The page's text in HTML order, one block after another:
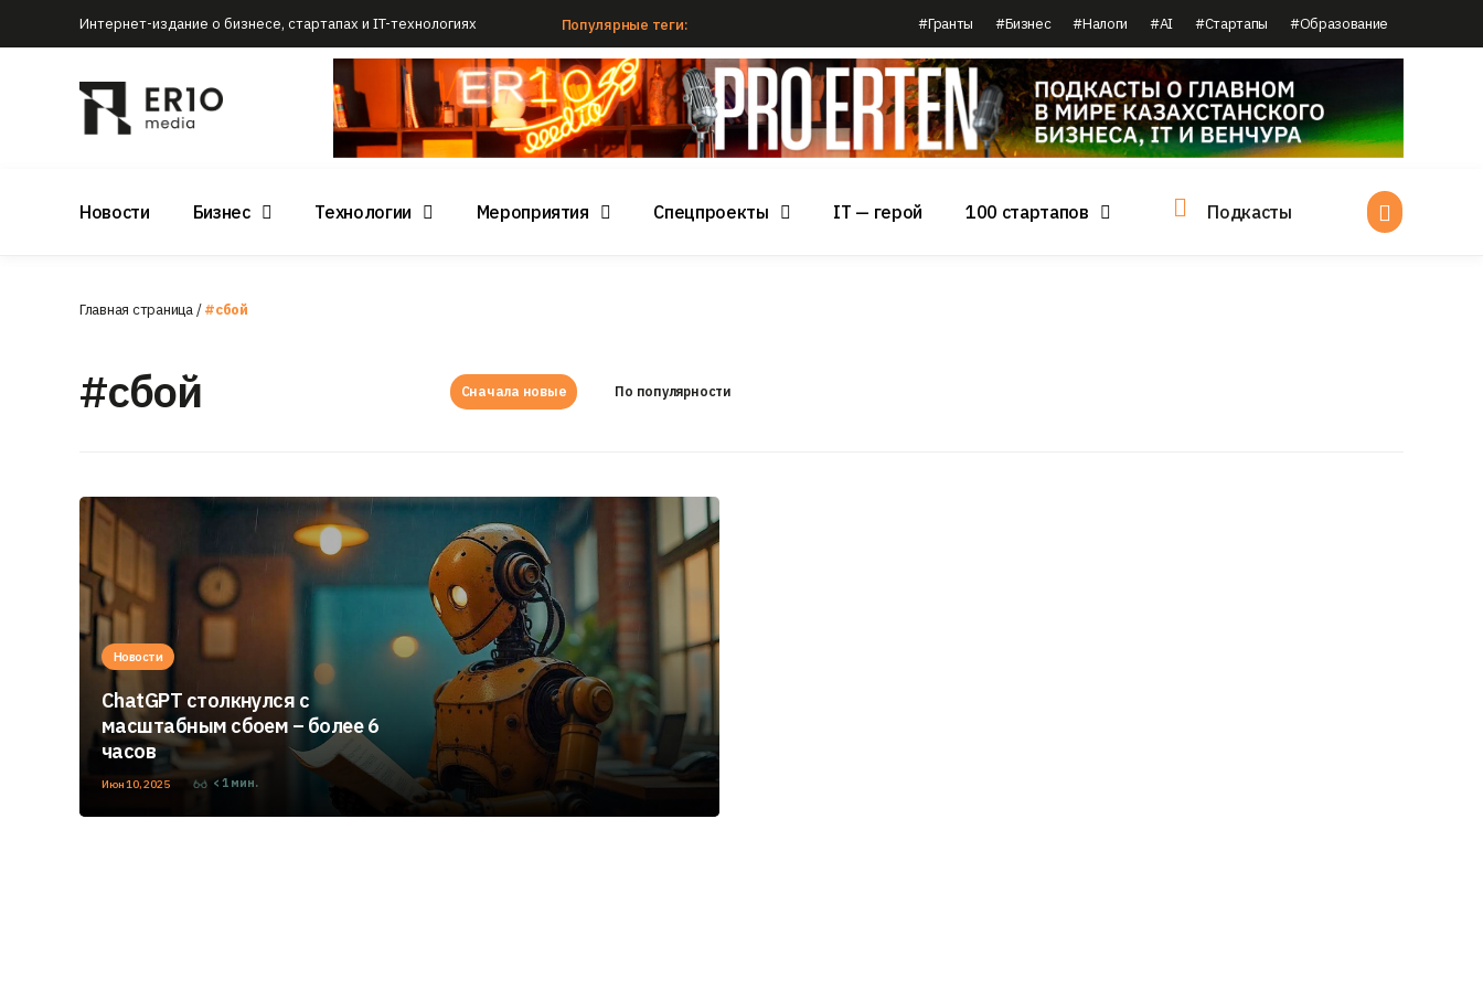
Интернет-издание о бизнесе, стартапах и IT-технологиях Популярные теги: #Гранты #Бизнес #Налоги #AI #Стартапы #Образование
Новости Бизнес Технологии Мероприятия Спецпроекты IT — герой 100 стартапов Подкасты
Главная страница/#сбой
#сбой Сначала новые По популярности
Новости
ChatGPT столкнулся с
масштабным сбоем – более 6
часов
Июн 10, 2025 < 1 мин.